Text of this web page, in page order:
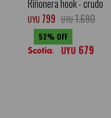
Riñonera hook - crudo
UYU 799 UYU1.690
52
UYU 679